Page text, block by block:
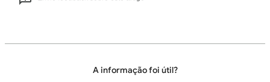
A informação foi útil?